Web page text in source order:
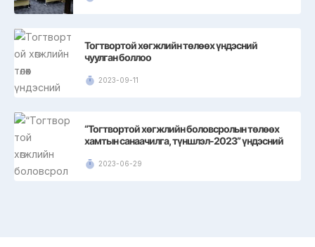
Тогтвортой хөгжлийн төлөөх үндэсний
чуулган боллоо
2023-09-11
“Тогтвортой хөгжлийн боловсролын төлөөх
хамтын санаачилга, түншлэл-2023” үндэсний
2023-06-29